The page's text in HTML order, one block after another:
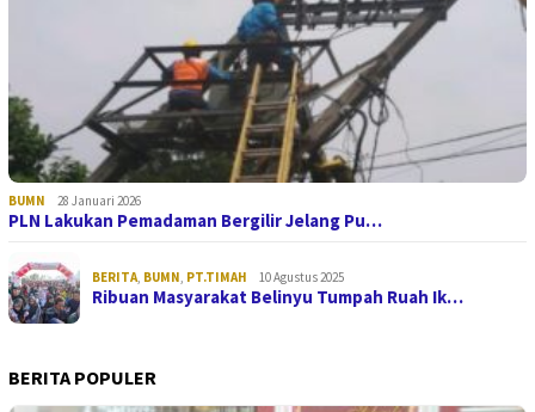
BUMN 28 Januari 2026
PLN Lakukan Pemadaman Bergilir Jelang Pu…
BERITA BUMN PT.TIMAH 10 Agustus 2025
Ribuan Masyarakat Belinyu Tumpah Ruah Ik…
BERITA POPULER